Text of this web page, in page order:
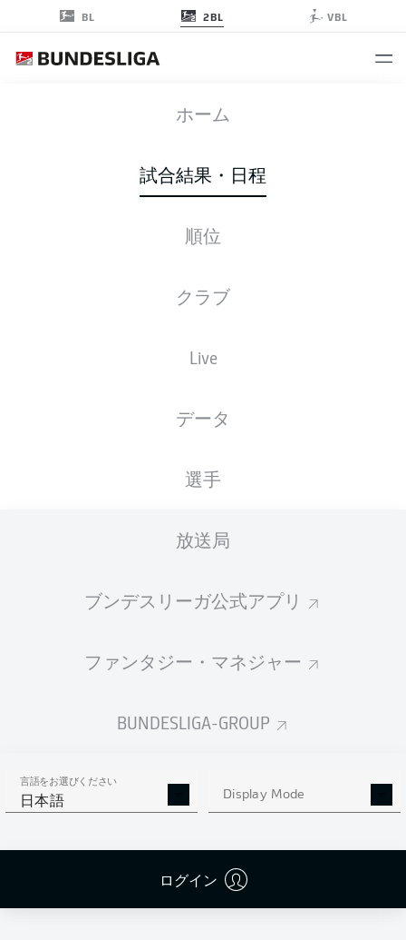
BL 2BL VBL
ホーム
試合結果・日程
順位
クラブ
Live
データ
選手
放送局
ブンデスリーガ公式アプリ
ファンタジー・マネジャー
BUNDESLIGA-GROUP
言語をお選びください
日本語 Display Mode
ログイン
WOB EBS
スターティングメンバー
金, 16.04.2027 - 日, 18.04.2027
広告
Welcome along and thanks for joining us for build-up